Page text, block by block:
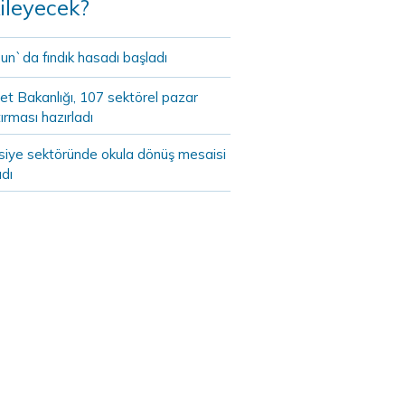
fındık hasadı başladı
Bakanlığı, 107 sektörel pazar
hazırladı
sektöründe okula dönüş mesaisi